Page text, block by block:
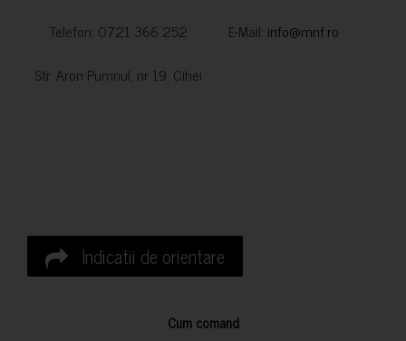
Telefon: 0721 366 252 E-Mail: info@mnf.ro
Str. Aron Pumnul, nr 19, Cihei
Indicatii de orientare
Cum comand